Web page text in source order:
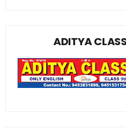
ADITYA